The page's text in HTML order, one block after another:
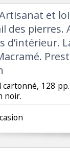
et
des
d’intérieur.
cartonné, 128
noir.‎